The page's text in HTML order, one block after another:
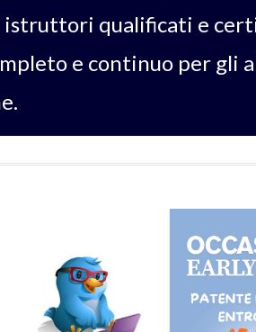
istruttori qualificati e
e continuo per gli